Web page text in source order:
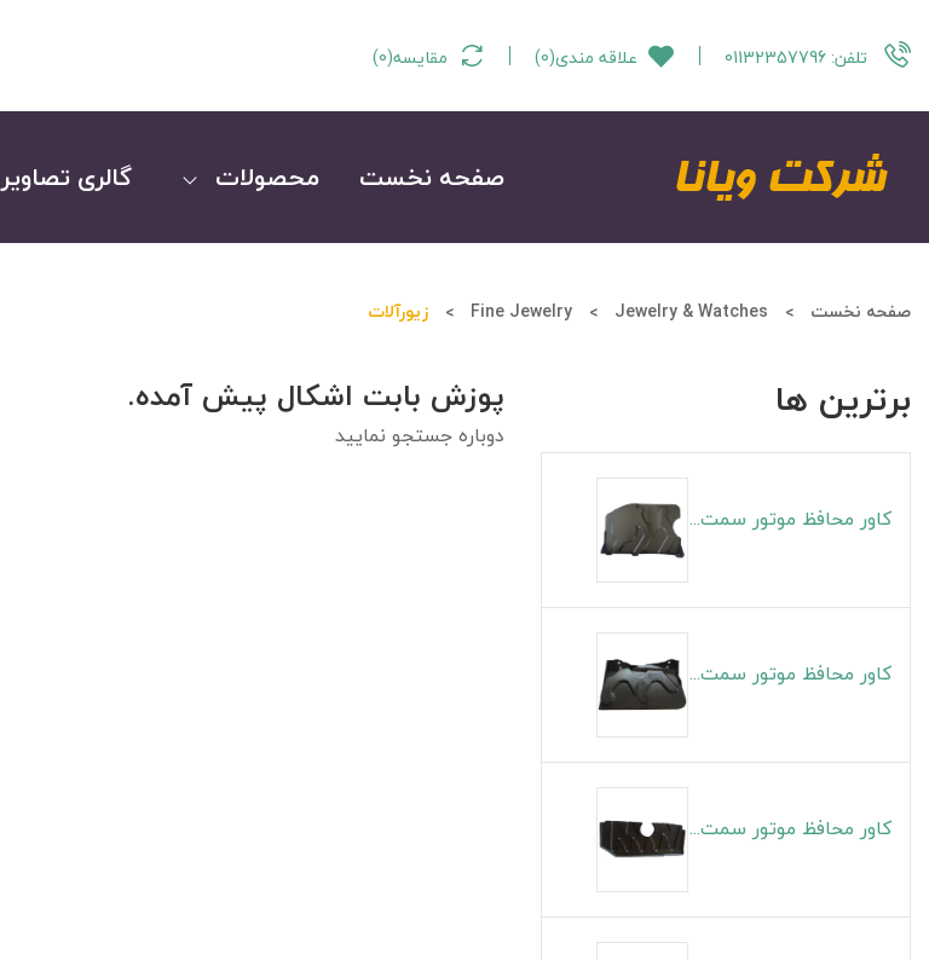
تلفن: علاقه مندی(
0
) مقایسه(
0
)
صفحه نخست محصولات گالری تصاویر
صفحه نخست Jewelry & Watches
Fine Jewelry زیورآلات
برترین ها
کاور محافظ موتور سمت راست S5
کاور محافظ موتور سمت چپ S5
کاور محافظ موتور سمت راست J4
پوزش بابت اشکال پیش آمده.
دوباره جستجو نمایید